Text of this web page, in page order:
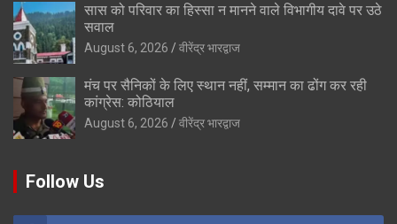
सास को परिवार का हिस्सा न मानने वाले विभागीय दावे पर उठे
सवाल
August 6, 2026 वीरेंद्र भारद्वाज
मंच पर सैनिकों के लिए स्थान नहीं, सम्मान का ढोंग कर रही
कांग्रेस: कोठियाल
August 6, 2026 वीरेंद्र भारद्वाज
Follow Us